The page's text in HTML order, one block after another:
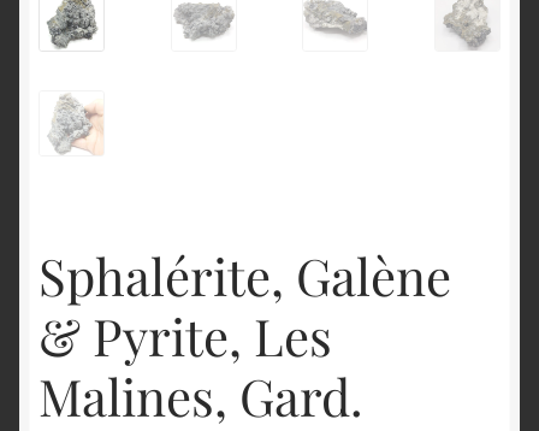
Sphalérite, Galène
& Pyrite, Les
Malines, Gard.